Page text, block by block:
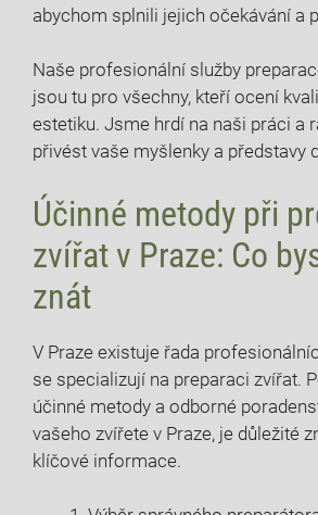
⁤abychom splnili jejich očekávání a
Naše profesionální služby
jsou tu pro‍ všechny, kteří⁢ ocení⁢
estetiku. Jsme hrdí na naši práci a
přivést vaše ​myšlenky a představy
Účinné ​metody při
zvířat v⁤ Praze: Co
znát
V ‌Praze ‌existuje řada
se‍ specializují na preparaci zvířat.‍
účinné metody a odborné
vašeho zvířete v Praze, je důležité
klíčové ⁢informace.